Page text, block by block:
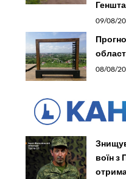
09/08/
08/08/
воїн з